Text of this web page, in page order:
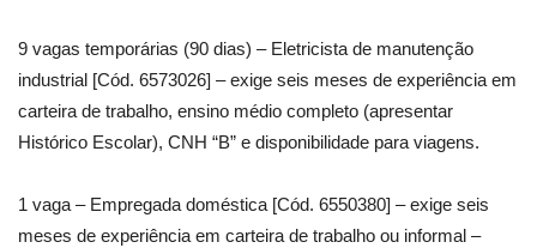
9 vagas temporárias (90 dias) – Eletricista de manutenção
industrial [Cód. 6573026] – exige seis meses de experiência em
carteira de trabalho, ensino médio completo (apresentar
Histórico Escolar), CNH “B” e disponibilidade para viagens.
1 vaga – Empregada doméstica [Cód. 6550380] – exige seis
meses de experiência em carteira de trabalho ou informal –